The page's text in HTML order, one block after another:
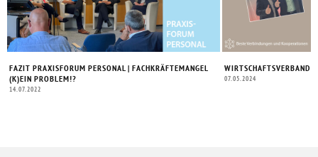
FAZIT PRAXISFORUM PERSONAL | FACHKRÄFTEMANGEL
(K)EIN PROBLEM!?
14.07.2022
WIRTSCHAFTSVERBAND
07.05.2024